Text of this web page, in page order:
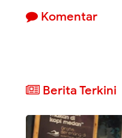
Komentar
Berita Terkini